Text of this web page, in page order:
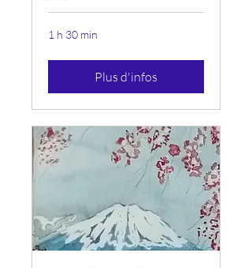
1 h 30 min
Plus d'infos